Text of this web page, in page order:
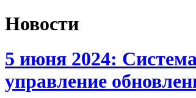
Новости
5 июня 2024:
управление